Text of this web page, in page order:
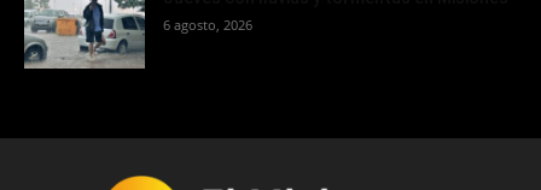
6 agosto, 2026